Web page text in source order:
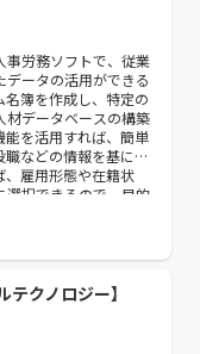
事労務ソフトで、従業
ータの活用ができる
簿を作成し、特定の
材データベースの構築
能を活用すれば、簡単
などの情報を基にさ
、雇用形態や在籍状
選択できるので、目的
作性で多角的な調査
かがでしょうか。
クノロジー】